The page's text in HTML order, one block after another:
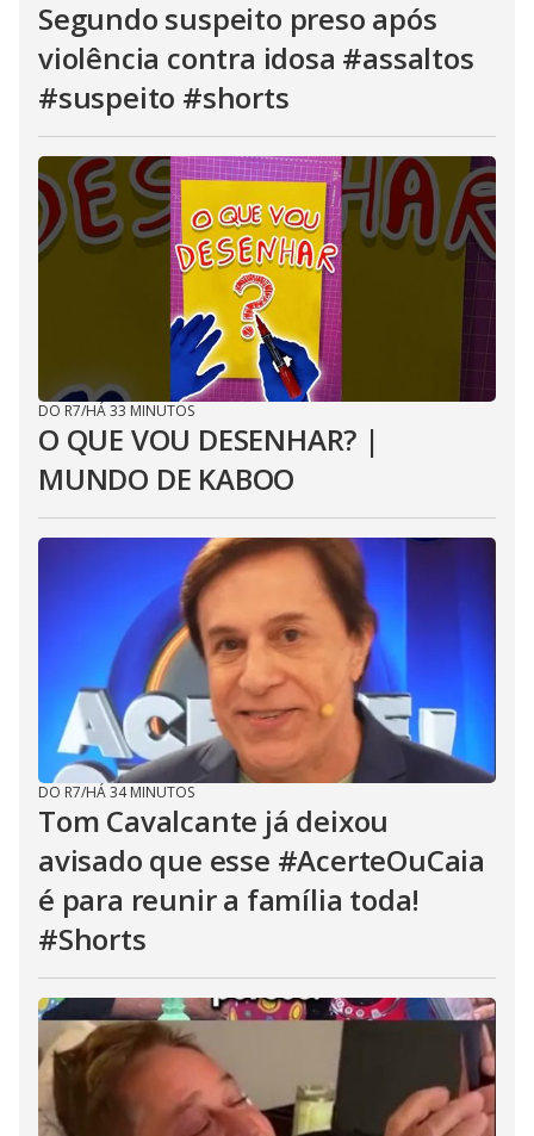
Segundo suspeito preso após
violência contra idosa #assaltos
#suspeito #shorts
DO R7/HÁ 33 MINUTOS
O QUE VOU DESENHAR? |
MUNDO DE KABOO
DO R7/HÁ 34 MINUTOS
Tom Cavalcante já deixou
avisado que esse #AcerteOuCaia
é para reunir a família toda!
#Shorts